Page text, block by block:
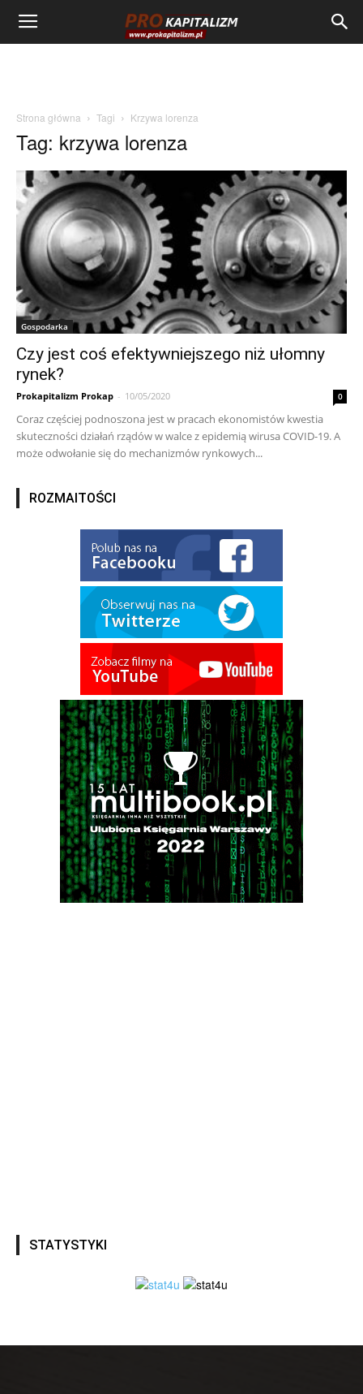
Strona główna Tagi Krzywa lorenza
Tag: krzywa lorenza
Gospodarka
Czy jest coś efektywniejszego niż ułomny
rynek?
Prokapitalizm Prokap - 10/05/2020 0
Coraz częściej podnoszona jest w pracach ekonomistów kwestia
skuteczności działań rządów w walce z epidemią wirusa COVID-19. A
może odwołanie się do mechanizmów rynkowych...
ROZMAITOŚCI
STATYSTYKI